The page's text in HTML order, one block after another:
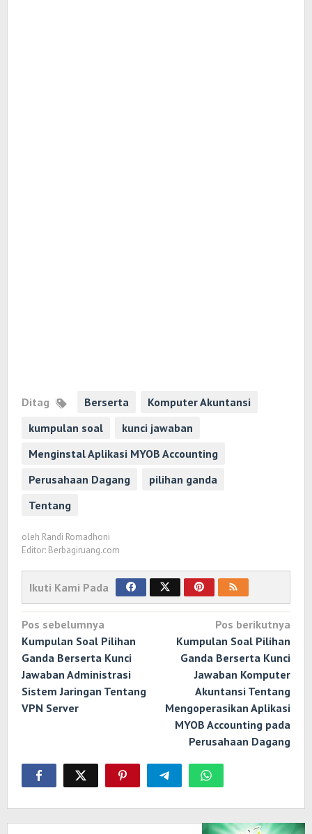
Ditag Berserta
Komputer Akuntansi
kumpulan soal
kunci jawaban
Menginstal Aplikasi MYOB Accounting
Perusahaan Dagang
pilihan ganda
Tentang
oleh Randi Romadhoni
Editor: Berbagiruang.com
Ikuti Kami Pada
Navigasi
pos
Pos sebelumnya
Kumpulan Soal Pilihan
Ganda Berserta Kunci
Jawaban Administrasi
Sistem Jaringan Tentang
VPN Server
Pos berikutnya
Kumpulan Soal Pilihan
Ganda Berserta Kunci
Jawaban Komputer
Akuntansi Tentang
Mengoperasikan Aplikasi
MYOB Accounting pada
Perusahaan Dagang